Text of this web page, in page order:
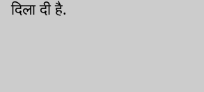
दिला दी है.